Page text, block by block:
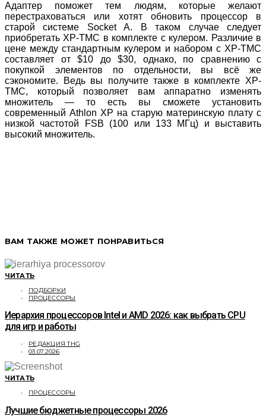
Адаптер поможет тем людям, которые желают
перестраховаться или хотят обновить процессор в
старой системе Socket A. В таком случае следует
приобретать XP-TMC в комплекте с кулером. Различие в
цене между стандартным кулером и набором с XP-TMC
составляет от $10 до $30, однако, по сравнению с
покупкой элементов по отдельности, вы всё же
сэкономите. Ведь вы получите также в комплекте XP-
TMC, который позволяет вам аппаратно изменять
множитель — то есть вы сможете установить
современный Athlon XP на старую материнскую плату с
низкой частотой FSB (100 или 133 МГц) и выставить
высокий множитель.
ВАМ ТАКЖЕ МОЖЕТ ПОНРАВИТЬСЯ
ЧИТАТЬ
ПОДБОРКИ
ПРОЦЕССОРЫ
Иерархия процессоров Intel и AMD 2026: как выбрать CPU
для игр и работы
РЕДАКЦИЯ THG
03.07.2026
ЧИТАТЬ
ПРОЦЕССОРЫ
Лучшие бюджетные процессоры 2026